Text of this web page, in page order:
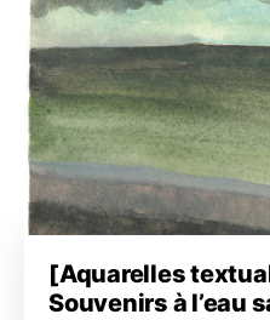
[Aquarelles
Souvenirs à l’eau